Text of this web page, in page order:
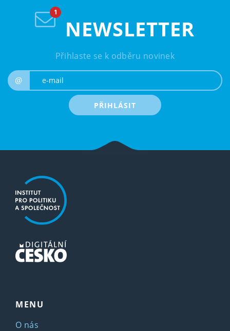
NEWSLETTER
Přihlaste se k odběru novinek
@
PŘIHLÁSIT
MENU
O nás